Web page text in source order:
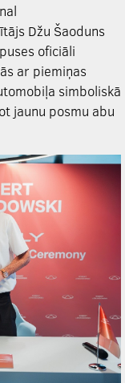
Džu Šaoduns
oficiāli
ar piemiņas
simboliskā
jaunu posmu abu